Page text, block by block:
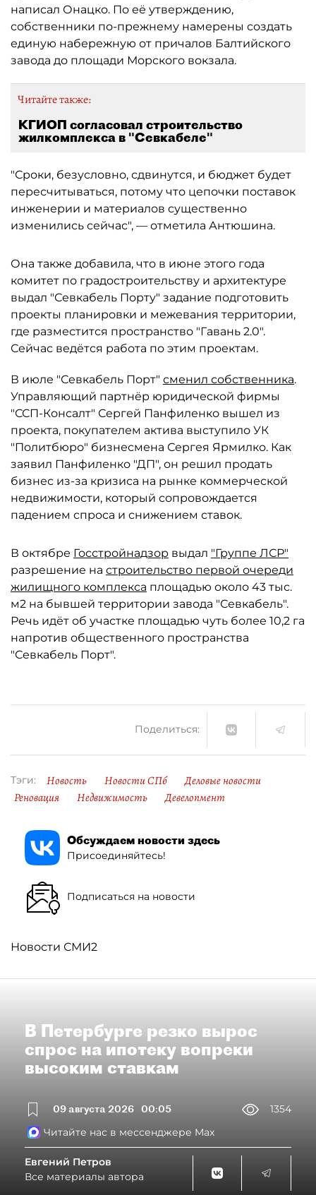
написал Онацко. По её утверждению,
собственники по-прежнему намерены создать
единую набережную от причалов Балтийского
завода до площади Морского вокзала.
Читайте также:
КГИОП согласовал строительство
жилкомплекса в "Севкабеле"
"Сроки, безусловно, сдвинутся, и бюджет будет
пересчитываться, потому что цепочки поставок
инженерии и материалов существенно
изменились сейчас", — отметила Антюшина.
Она также добавила, что в июне этого года
комитет по градостроительству и архитектуре
выдал "Севкабель Порту" задание подготовить
проекты планировки и межевания территории,
где разместится пространство "Гавань 2.0".
Сейчас ведётся работа по этим проектам.
В июле "Севкабель Порт" сменил собственника.
Управляющий партнёр юридической фирмы
"ССП-Консалт" Сергей Панфиленко вышел из
проекта, покупателем актива выступило УК
"Политбюро" бизнесмена Сергея Ярмилко. Как
заявил Панфиленко "ДП", он решил продать
бизнес из-за кризиса на рынке коммерческой
недвижимости, который сопровождается
падением спроса и снижением ставок.
В октябре Госстройнадзор выдал "Группе ЛСР"
разрешение на строительство первой очереди
жилищного комплекса площадью около 43 тыс.
м2 на бывшей территории завода "Севкабель".
Речь идёт об участке площадью чуть более 10,2 га
напротив общественного пространства
"Севкабель Порт".
Поделиться:
Тэги: Новость Новости СПб
Деловые новости
Реновация
Недвижимость Девелопмент
Обсуждаем новости здесь
Присоединяйтесь!
Подписаться на новости
Новости СМИ2
В Петербурге резко вырос
спрос на ипотеку вопреки
высоким ставкам
09 августа 2026 00:05
1354
Читайте нас в мессенджере Max
Евгений Петров
Все материалы автора